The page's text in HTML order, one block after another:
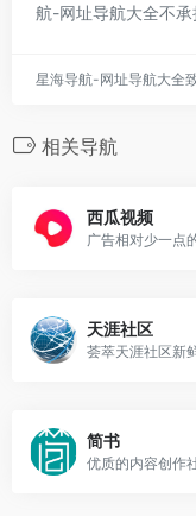
航-网址导航大全不承
星海导航-网址导航大全
相关导航
西瓜视频
天涯社区
简书
优质的内容创作